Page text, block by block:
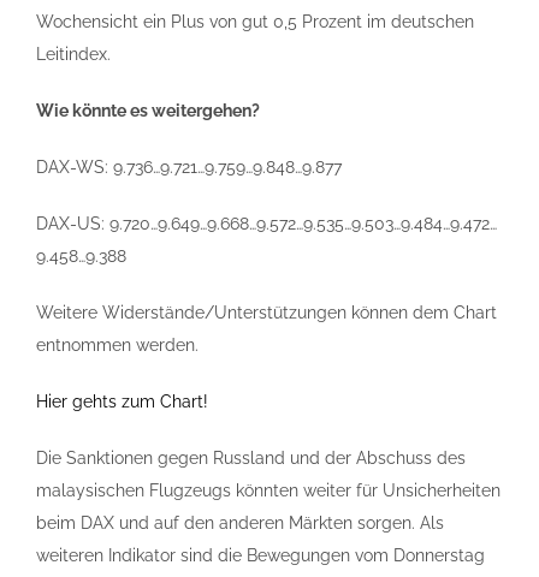
Wochensicht ein Plus von gut 0,5 Prozent im deutschen
Leitindex.
Wie könnte es weitergehen?
DAX-WS: 9.736…9.721…9.759…9.848…9.877
DAX-US: 9.720…9.649…9.668…9.572…9.535…9.503…9.484…9.472…
9.458…9.388
Weitere Widerstände/Unterstützungen können dem Chart
entnommen werden.
Hier gehts zum Chart!
Die Sanktionen gegen Russland und der Abschuss des
malaysischen Flugzeugs könnten weiter für Unsicherheiten
beim DAX und auf den anderen Märkten sorgen. Als
weiteren Indikator sind die Bewegungen vom Donnerstag